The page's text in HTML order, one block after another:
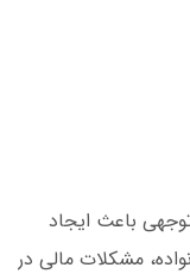
باعث ایجاد
مشکلات مالی در